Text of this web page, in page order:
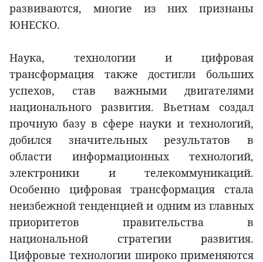
развиваются, многие из них признаны
ЮНЕСКО.
Наука, технологии и цифровая
трансформация также достигли больших
успехов, став важными двигателями
национального развития. Вьетнам создал
прочную базу в сфере науки и технологий,
добился значительных результатов в
области информационных технологий,
электроники и телекоммуникаций.
Особенно цифровая трансформация стала
неизбежной тенденцией и одним из главных
приоритетов правительства в
национальной стратегии развития.
Цифровые технологии широко применяются